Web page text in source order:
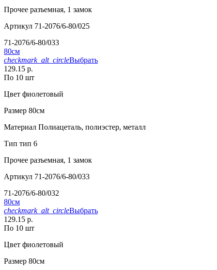
Прочее разъемная, 1 замок
Артикул 71-2076/6-80/025
71-2076/6-80/033
80см
checkmark_alt_circleВыбрать
129.15 р.
По 10 шт
Цвет фиолетовый
Размер 80см
Материал Полиацеталь, полиэстер, металл
Тип тип 6
Прочее разъемная, 1 замок
Артикул 71-2076/6-80/033
71-2076/6-80/032
80см
checkmark_alt_circleВыбрать
129.15 р.
По 10 шт
Цвет фиолетовый
Размер 80см